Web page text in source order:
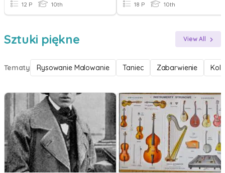
12 P 10th 18 P 10th
Sztuki piękne View All
Tematy Rysowanie Malowanie Taniec Zabarwienie